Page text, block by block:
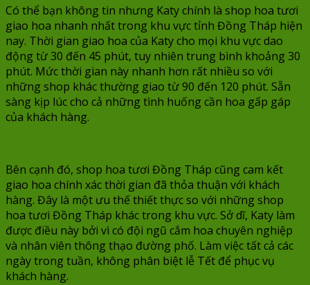
Có thể bạn không tin nhưng Katy chính là shop hoa tươi
giao hoa nhanh nhất trong khu vực tỉnh Đồng Tháp hiện
nay. Thời gian giao hoa của Katy cho mọi khu vực dao
động từ 30 đến 45 phút, tuy nhiên trung bình khoảng 30
phút. Mức thời gian này nhanh hơn rất nhiều so với
những shop khác thường giao từ 90 đến 120 phút. Sẵn
sàng kịp lúc cho cả những tình huống cần hoa gấp gáp
của khách hàng.
Bên cạnh đó, shop hoa tươi Đồng Tháp cũng cam kết
giao hoa chính xác thời gian đã thỏa thuận với khách
hàng. Đây là một ưu thế thiết thực so với những shop
hoa tươi Đồng Tháp khác trong khu vực. Sở dĩ, Katy làm
được điều này bởi vì có đội ngũ cắm hoa chuyên nghiệp
và nhân viên thông thạo đường phố. Làm việc tất cả các
ngày trong tuần, không phân biệt lễ Tết để phục vụ
khách hàng.